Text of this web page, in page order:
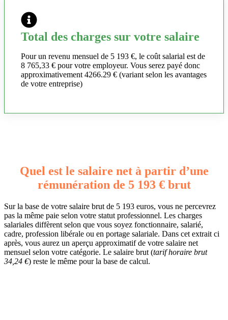
Total des charges sur votre salaire
Pour un revenu mensuel de 5 193 €, le coût salarial est de
8 765,33 € pour votre employeur. Vous serez payé donc
approximativement 4266.29 € (variant selon les avantages
de votre entreprise)
Quel est le salaire net à partir d’une
rémunération de 5 193 € brut
Sur la base de votre salaire brut de 5 193 euros, vous ne percevrez
pas la même paie selon votre statut professionnel. Les charges
salariales diffèrent selon que vous soyez fonctionnaire, salarié,
cadre, profession libérale ou en portage salariale. Dans cet extrait ci
après, vous aurez un aperçu approximatif de votre salaire net
mensuel selon votre catégorie. Le salaire brut (tarif horaire brut
34,24 €) reste le même pour la base de calcul.